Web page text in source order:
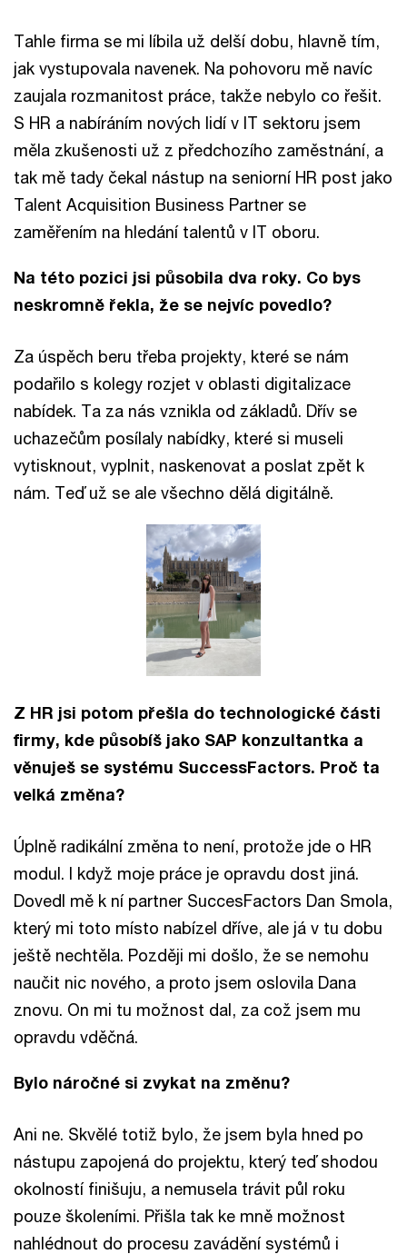
Tahle firma se mi líbila už delší dobu, hlavně tím,
jak vystupovala navenek. Na pohovoru mě navíc
zaujala rozmanitost práce, takže nebylo co řešit.
S HR a nabíráním nových lidí v IT sektoru jsem
měla zkušenosti už z předchozího zaměstnání, a
tak mě tady čekal nástup na seniorní HR post jako
Talent Acquisition Business Partner se
zaměřením na hledání talentů v IT oboru.
Na této pozici jsi působila dva roky. Co bys
neskromně řekla, že se nejvíc povedlo?
Za úspěch beru třeba projekty, které se nám
podařilo s kolegy rozjet v oblasti digitalizace
nabídek. Ta za nás vznikla od základů. Dřív se
uchazečům posílaly nabídky, které si museli
vytisknout, vyplnit, naskenovat a poslat zpět k
nám. Teď už se ale všechno dělá digitálně.
Z HR jsi potom přešla do technologické části
firmy, kde působíš jako SAP konzultantka a
věnuješ se systému SuccessFactors. Proč ta
velká změna?
Úplně radikální změna to není, protože jde o HR
modul. I když moje práce je opravdu dost jiná.
Dovedl mě k ní partner SuccesFactors Dan Smola,
který mi toto místo nabízel dříve, ale já v tu dobu
ještě nechtěla. Později mi došlo, že se nemohu
naučit nic nového, a proto jsem oslovila Dana
znovu. On mi tu možnost dal, za což jsem mu
opravdu vděčná.
Bylo náročné si zvykat na změnu?
Ani ne. Skvělé totiž bylo, že jsem byla hned po
nástupu zapojená do projektu, který teď shodou
okolností finišuju, a nemusela trávit půl roku
pouze školeními. Přišla tak ke mně možnost
nahlédnout do procesu zavádění systémů i